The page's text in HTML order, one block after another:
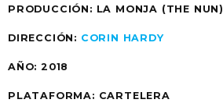
PRODUCCIÓN: LA MONJA (THE NUN)
DIRECCIÓN: CORIN HARDY
AÑO: 2018
PLATAFORMA: CARTELERA